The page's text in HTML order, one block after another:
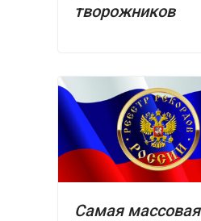
творожников
Самая массовая